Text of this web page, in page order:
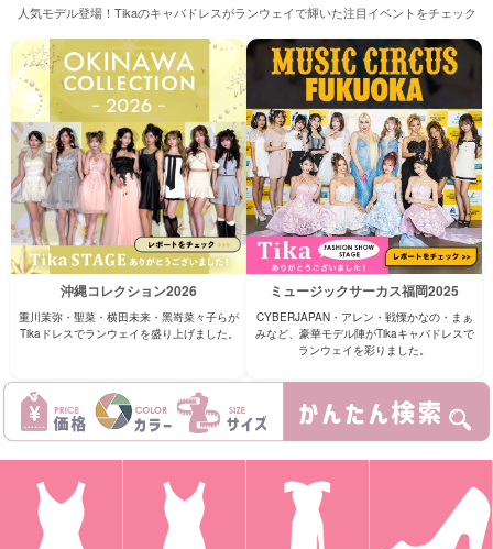
人気モデル登場！Tikaのキャバドレスがランウェイで輝いた注目イベントをチェック
沖縄コレクション2026
重川茉弥・聖菜・横⽥未来・⿊嵜菜々⼦らが
Tikaドレスでランウェイを盛り上げました。
ミュージックサーカス福岡2025
CYBERJAPAN・アレン・戦慄かなの・まぁ
みなど、豪華モデル陣がTikaキャバドレスで
ランウェイを彩りました。